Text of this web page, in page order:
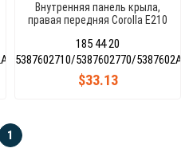
Внутренняя панель крыла,
правая передняя Corolla E210
02770/53876-02A70
185 44 20
$33.13
5387602710/5387602770/
1